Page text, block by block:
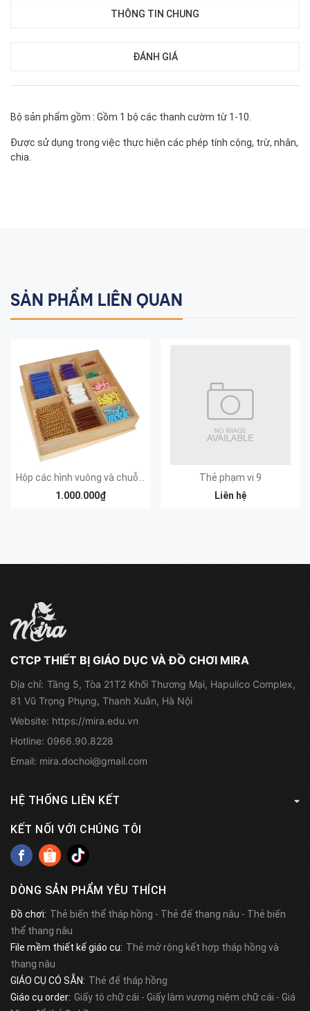
THÔNG TIN CHUNG
ĐÁNH GIÁ
Bộ sản phẩm gồm : Gồm 1 bộ các thanh cườm từ 1-10.
Được sử dụng trong việc thực hiện các phép tính cộng, trừ, nhân,
chia.
SẢN PHẨM LIÊN QUAN
1.000.000₫
Thẻ phạm vi 9
Liên hệ
CTCP THIẾT BỊ GIÁO DỤC VÀ ĐỒ CHƠI MIRA
Địa chỉ: Tầng 5, Tòa 21T2 Khối Thương Mại, Hapulico Complex,
81 Vũ Trọng Phụng, Thanh Xuân, Hà Nội
Website: https://mira.edu.vn
Hotline: 0966.90.8228
Email: mira.dochoi@gmail.com
HỆ THỐNG LIÊN KẾT
KẾT NỐI VỚI CHÚNG TÔI
DÒNG SẢN PHẨM YÊU THÍCH
Đồ chơi: Thẻ biến thể tháp hồng - Thẻ đế thang nâu - Thẻ biến
thể thang nâu
File mềm thiết kế giáo cụ: Thẻ mở rộng kết hợp tháp hồng và
thang nâu
GIÁO CỤ CÓ SẴN: Thẻ đế tháp hồng
Giáo cụ order: Giấy tô chữ cái - Giấy làm vương niệm chữ cái - Giá